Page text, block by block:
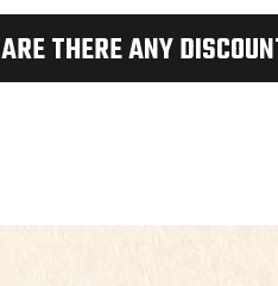
ARE THERE ANY